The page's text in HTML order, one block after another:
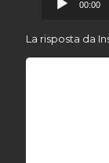
00:00
La risposta da